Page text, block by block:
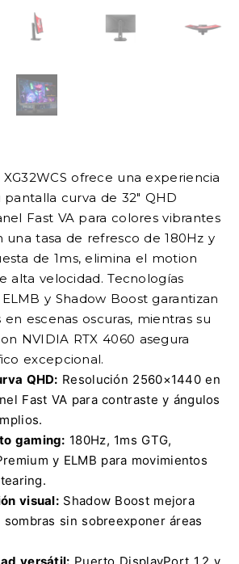
ofrece una experiencia
curva de 32″ QHD
Fast VA para colores vibrantes
una tasa de refresco de 180Hz y
de 1ms, elimina el motion
alta velocidad. Tecnologías
y Shadow Boost garantizan
escenas oscuras, mientras su
NVIDIA RTX 4060 asegura
excepcional.
QHD: Resolución 2560×1440 en
Fast VA para contraste y ángulos
gaming: 180Hz, 1ms GTG,
y ELMB para movimientos
visual: Shadow Boost mejora
sin sobreexponer áreas